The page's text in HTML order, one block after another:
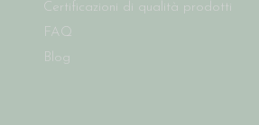
Certificazioni di qualità prodotti
FAQ
Blog